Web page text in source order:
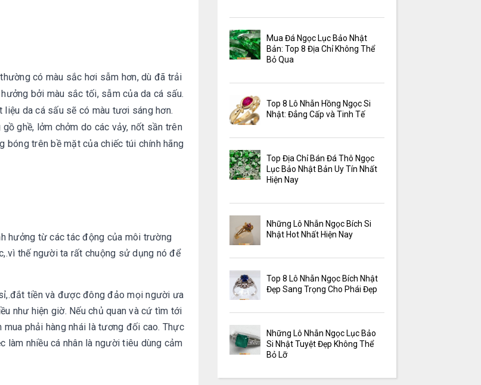
có màu sắc hơi sẫm hơn, dù đã trải
bởi màu sắc tối, sẫm của da cá sấu.
da cá sấu sẽ có màu tươi sáng hơn.
ghề, lởm chởm do các vảy, nốt sần trên
bóng trên bề mặt của chiếc túi chính hãng
hưởng từ các tác động của môi trường
thế người ta rất chuộng sử dụng nó để
tiền và được đông đảo mọi người ưa
như hiện giờ. Nếu chủ quan và cứ tìm tới
phải hàng nhái là tương đối cao. Thực
làm nhiều cá nhân là người tiêu dùng cảm
Mua Đá Ngọc Lục Bảo Nhật
Bản: Top 8 Địa Chỉ Không Thể
Bỏ Qua
Top 8 Lô Nhẫn Hồng Ngọc Si
Nhật: Đẳng Cấp và Tinh Tế
Top Địa Chỉ Bán Đá Thô Ngọc
Lục Bảo Nhật Bản Uy Tín Nhất
Hiện Nay
Những Lô Nhẫn Ngọc Bích Si
Nhật Hot Nhất Hiện Nay
Top 8 Lô Nhẫn Ngọc Bích Nhật
Đẹp Sang Trọng Cho Phái Đẹp
Những Lô Nhẫn Ngọc Lục Bảo
Si Nhật Tuyệt Đẹp Không Thể
Bỏ Lỡ